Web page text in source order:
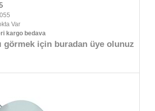
Var
kargo bedava
görmek için buradan üye olunuz